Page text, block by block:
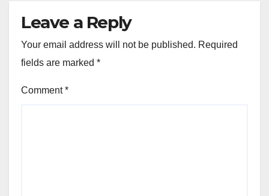
Leave a Reply
Your email address will not be published. Required
fields are marked *
Comment*